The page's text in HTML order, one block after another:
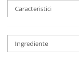
Caracteristici
Ingrediente